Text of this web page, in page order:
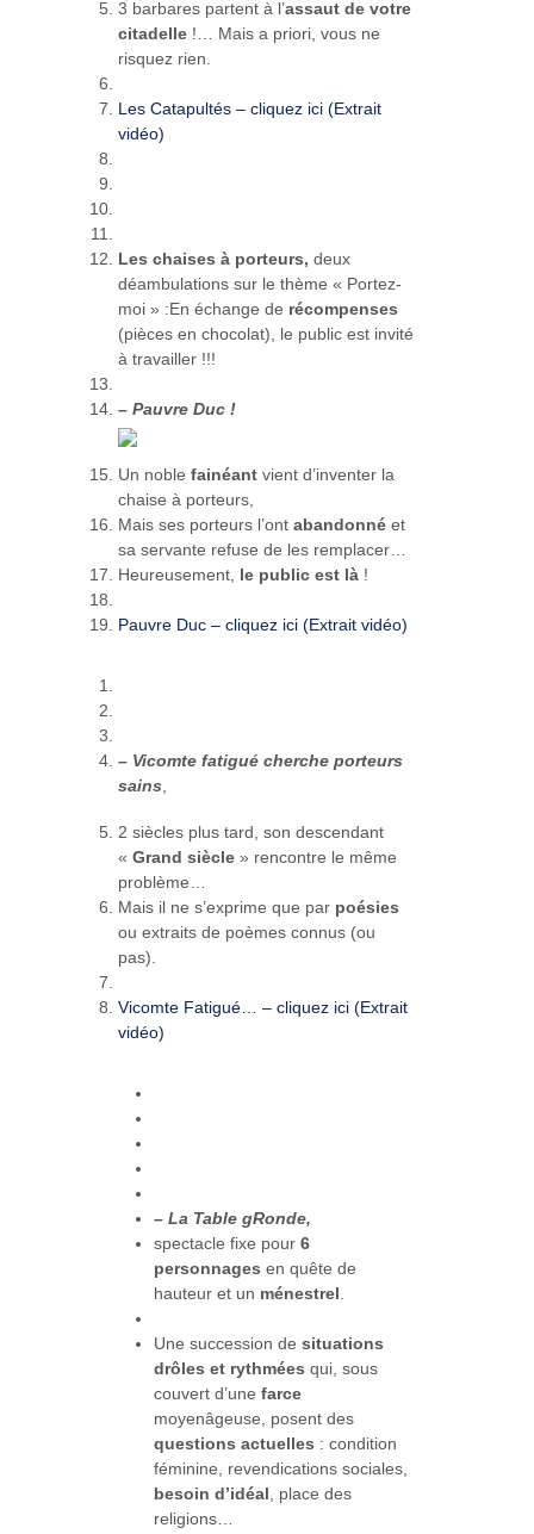
3 barbares partent à l’assaut de votre
citadelle !… Mais a priori, vous ne
risquez rien.
Les Catapultés – cliquez ici (Extrait
vidéo)
Les chaises à porteurs, deux
déambulations sur le thème « Portez-
moi » :En échange de récompenses
(pièces en chocolat), le public est invité
à travailler !!!
– Pauvre Duc !
Un noble fainéant vient d’inventer la
chaise à porteurs,
Mais ses porteurs l’ont abandonné et
sa servante refuse de les remplacer…
Heureusement, le public est là !
Pauvre Duc – cliquez ici (Extrait vidéo)
– Vicomte fatigué cherche porteurs
sains
2 siècles plus tard, son descendant
« Grand siècle » rencontre le même
problème…
Mais il ne s’exprime que par poésies
ou extraits de poèmes connus (ou
pas).
Vicomte Fatigué… – cliquez ici (Extrait
vidéo)
– La Table gRonde,
spectacle fixe pour 6
personnages en quête de
hauteur et un ménestrel
Une succession de situations
drôles et rythmées qui, sous
couvert d’une farce
moyenâgeuse, posent des
questions actuelles : condition
féminine, revendications sociales,
besoin d’idéal , place des
religions…